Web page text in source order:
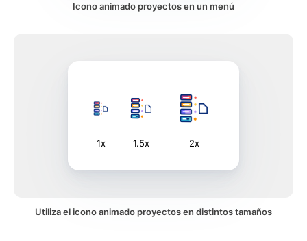
Icono animado proyectos en un menú
1x 1.5x 2x
Utiliza el icono animado proyectos en distintos tamaños